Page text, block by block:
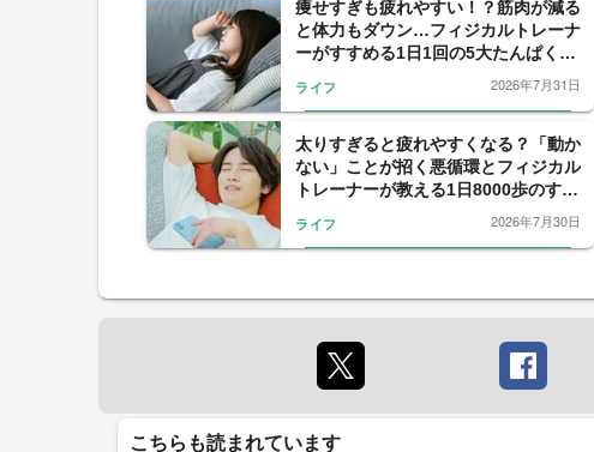
痩せすぎも疲れやすい！？筋肉が減る
と体力もダウン…フィジカルトレーナ
ーがすすめる1日1回の5大たんぱく源
ライフ 2026年7月31日
太りすぎると疲れやすくなる？「動か
ない」ことが招く悪循環とフィジカル
トレーナーが教える1日8000歩のすす
ライフ 2026年7月30日
こちらも読まれています